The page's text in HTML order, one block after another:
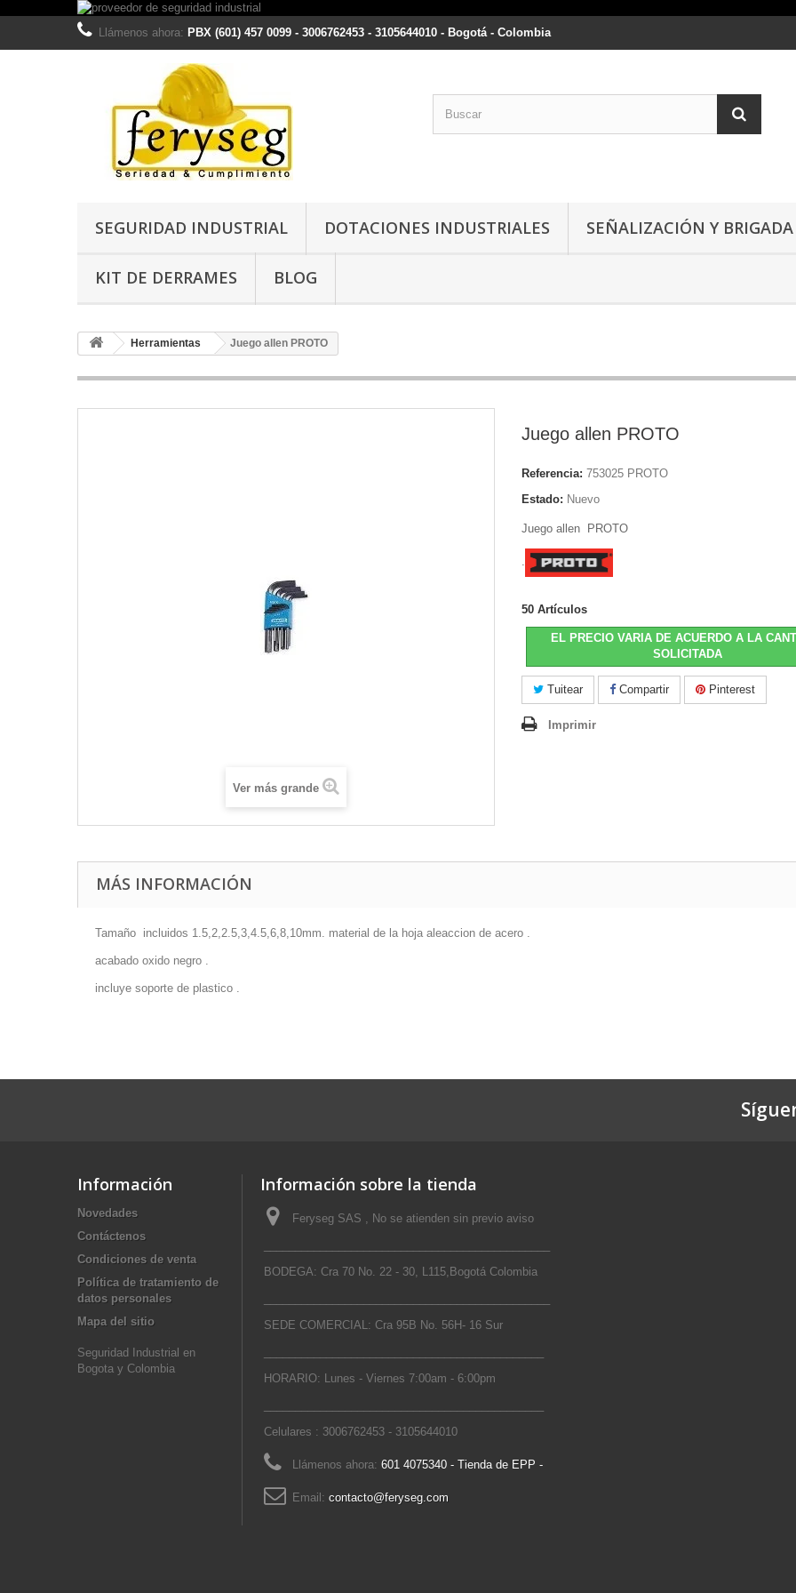
Llámenos ahora: PBX (601) 457 0099 - 3006762453 - 3105644010 - Bogotá - Colombia
SEGURIDAD INDUSTRIAL DOTACIONES INDUSTRIALES SEÑALIZACIÓN Y BRIGADA
KIT DE DERRAMES BLOG
Herramientas Juego allen PROTO
Ver más grande
Juego allen PROTO
Referencia: 753025 PROTO
Estado: Nuevo
Juego allen PROTO
.
50 Artículos
EL PRECIO VARIA DE ACUERDO A LA
SOLICITADA
Tuitear Compartir Pinterest
Imprimir
MÁS INFORMACIÓN
Tamaño incluidos 1.5,2,2.5,3,4.5,6,8,10mm. material de la hoja aleaccion de acero .
acabado oxido negro .
incluye soporte de plastico .
Información
Novedades
Contáctenos
Condiciones de venta
Política de tratamiento de
datos personales
Mapa del sitio
Seguridad Industrial en
Bogota y Colombia
Información sobre la tienda
Feryseg SAS , No se atienden sin previo aviso
BODEGA: Cra 70 No. 22 - 30, L115,Bogotá Colombia
SEDE COMERCIAL: Cra 95B No. 56H- 16 Sur
HORARIO: Lunes - Viernes 7:00am - 6:00pm
Celulares : 3006762453 - 3105644010
Llámenos ahora: 601 4075340 - Tienda de EPP -
Email: contacto@feryseg.com